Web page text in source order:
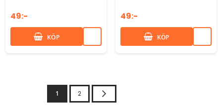
49:-
KÖP
49:-
KÖP
1 2